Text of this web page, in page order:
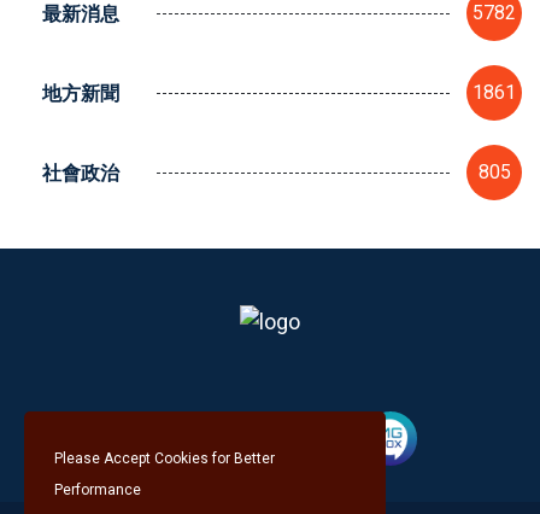
最新消息 5782
地方新聞 1861
社會政治 805
Please Accept Cookies for Better
Performance